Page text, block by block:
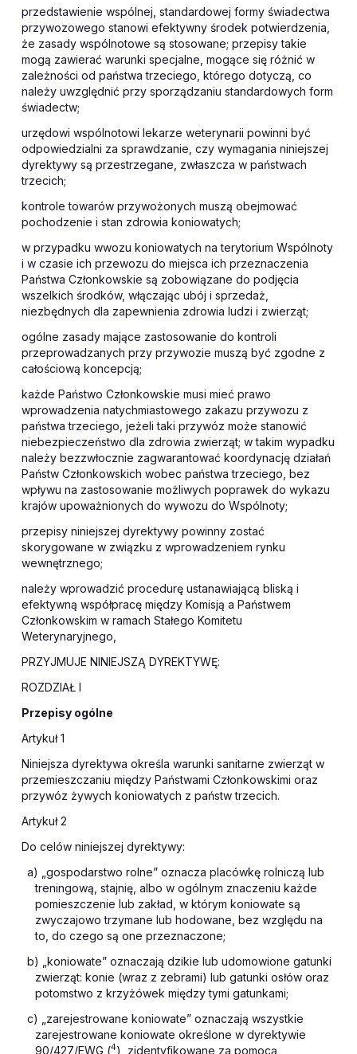
przedstawienie wspólnej, standardowej formy świadectwa
przywozowego stanowi efektywny środek potwierdzenia,
że zasady wspólnotowe są stosowane; przepisy takie
mogą zawierać warunki specjalne, mogące się różnić w
zależności od państwa trzeciego, którego dotyczą, co
należy uwzględnić przy sporządzaniu standardowych form
świadectw;
urzędowi wspólnotowi lekarze weterynarii powinni być
odpowiedzialni za sprawdzanie, czy wymagania niniejszej
dyrektywy są przestrzegane, zwłaszcza w państwach
trzecich;
kontrole towarów przywożonych muszą obejmować
pochodzenie i stan zdrowia koniowatych;
w przypadku wwozu koniowatych na terytorium Wspólnoty
i w czasie ich przewozu do miejsca ich przeznaczenia
Państwa Członkowskie są zobowiązane do podjęcia
wszelkich środków, włączając ubój i sprzedaż,
niezbędnych dla zapewnienia zdrowia ludzi i zwierząt;
ogólne zasady mające zastosowanie do kontroli
przeprowadzanych przy przywozie muszą być zgodne z
całościową koncepcją;
każde Państwo Członkowskie musi mieć prawo
wprowadzenia natychmiastowego zakazu przywozu z
państwa trzeciego, jeżeli taki przywóz może stanowić
niebezpieczeństwo dla zdrowia zwierząt; w takim wypadku
należy bezzwłocznie zagwarantować koordynację działań
Państw Członkowskich wobec państwa trzeciego, bez
wpływu na zastosowanie możliwych poprawek do wykazu
krajów upoważnionych do wywozu do Wspólnoty;
przepisy niniejszej dyrektywy powinny zostać
skorygowane w związku z wprowadzeniem rynku
wewnętrznego;
należy wprowadzić procedurę ustanawiającą bliską i
efektywną współpracę między Komisją a Państwem
Członkowskim w ramach Stałego Komitetu
Weterynaryjnego,
PRZYJMUJE NINIEJSZĄ DYREKTYWĘ:
ROZDZIAŁ I
Przepisy ogólne
Artykuł 1
Niniejsza dyrektywa określa warunki sanitarne zwierząt w
przemieszczaniu między Państwami Członkowskimi oraz
przywóz żywych koniowatych z państw trzecich.
Artykuł 2
Do celów niniejszej dyrektywy:
a) „gospodarstwo rolne” oznacza placówkę rolniczą lub
treningową, stajnię, albo w ogólnym znaczeniu każde
pomieszczenie lub zakład, w którym koniowate są
zwyczajowo trzymane lub hodowane, bez względu na
to, do czego są one przeznaczone;
b) „koniowate” oznaczają dzikie lub udomowione gatunki
zwierząt: konie (wraz z zebrami) lub gatunki osłów oraz
potomstwo z krzyżówek między tymi gatunkami;
c) „zarejestrowane koniowate” oznaczają wszystkie
zarejestrowane koniowate określone w dyrektywie
90/427/EWG (4), zidentyfikowane za pomocą